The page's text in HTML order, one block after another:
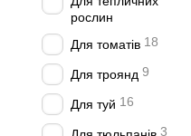
рослин
Для томатів 18
Для троянд 9
Для туй 16
3